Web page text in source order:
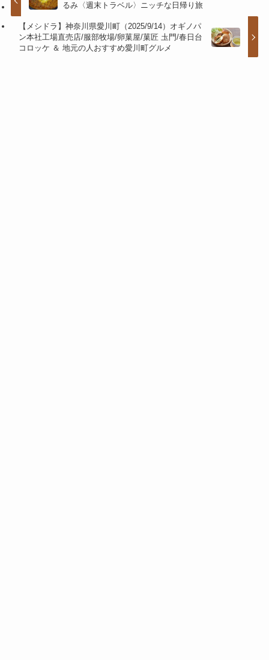
るみ〈週末トラベル〉ニッチな日帰り旅
【メシドラ】神奈川県愛川町（2025/9/14）オギノパ
ン本社工場直売店/服部牧場/卵菓屋/菓匠 圡門/春日台
コロッケ ＆ 地元の人おすすめ愛川町グルメ